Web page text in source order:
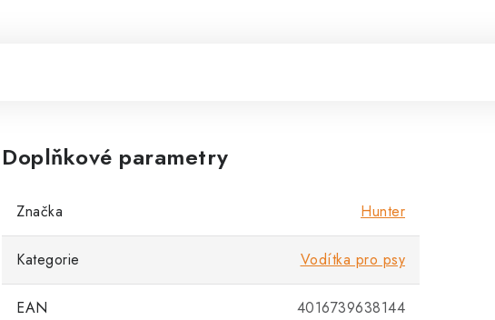
Doplňkové parametry
Značka Hunter
Kategorie Vodítka pro psy
EAN 4016739638144